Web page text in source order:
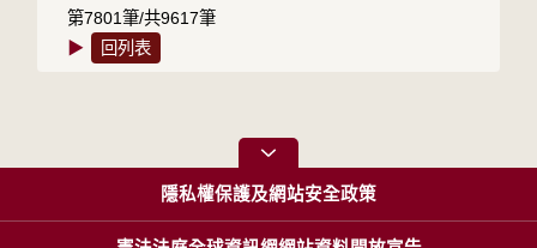
第7801筆/共9617筆
▶
回列表
隱私權保護及網站安全政策